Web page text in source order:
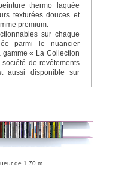
thermo laquée
texturées douces et
premium.
sur chaque
parmi le nuancier
« La Collection
de revêtements
aussi disponible sur
de 1,70 m.